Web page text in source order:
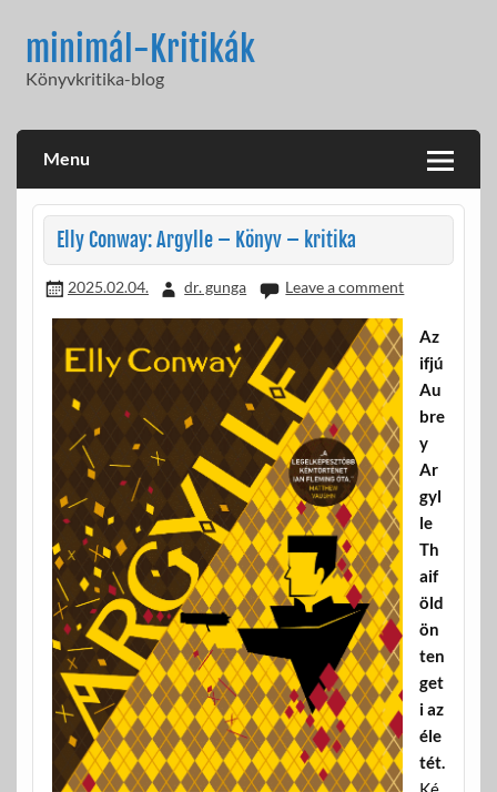
contentminimál-Kritikák
Könyvkritika-blog
Menu
Elly Conway: Argylle – Könyv – kritika
2025.02.04. dr. gunga Leave a comment
Az
ifjú
Au
bre
y
Ar
gyl
le
Th
aif
öld
ön
ten
get
i az
éle
tét.